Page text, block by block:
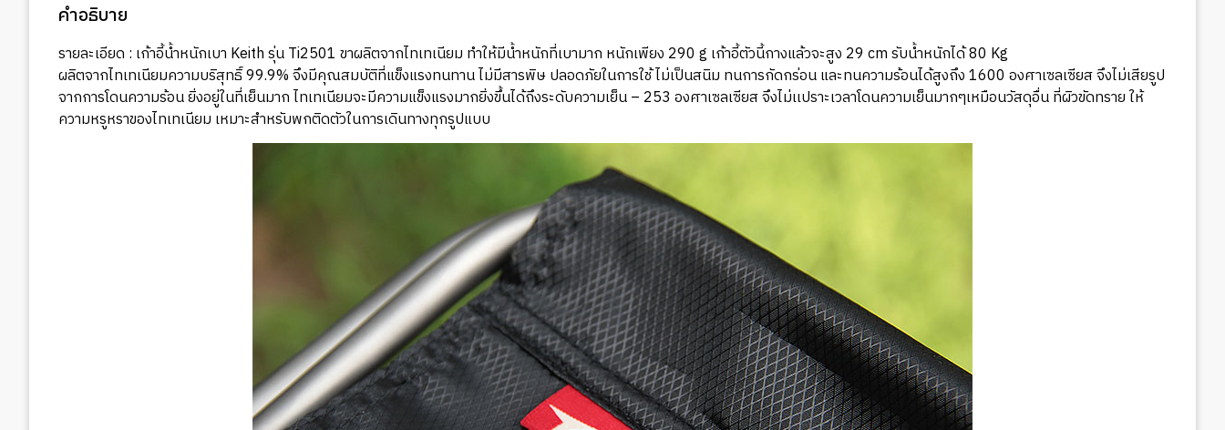
คำอธิบาย
รายละเอียด : เก้าอี้น้ำหนักเบา Keith รุ่น Ti2501 ขาผลิตจากไทเทเนียม ทำให้มีน้ำหนักที่เบามาก หนักเพียง 290 g เก้าอี้ตัวนี้กางแล้วจะสูง 29 cm รับน้ำหนักได้ 80 Kg
ผลิตจากไทเทเนียมความบริสุทธิ์ 99.9% จึงมีคุณสมบัติที่แข็งแรงทนทาน ไม่มีสารพิษ ปลอดภัยในการใช้ ไม่เป็นสนิม ทนการกัดกร่อน และทนความร้อนได้สูงถึง 1600 องศาเซลเซียส จึงไม่เสียรูป
จากการโดนความร้อน ยิ่งอยู่ในที่เย็นมาก ไทเทเนียมจะมีความแข็งแรงมากยิ่งขึ้นได้ถึงระดับความเย็น – 253 องศาเซลเซียส จึงไม่เเปราะเวลาโดนความเย็นมากๆเหมือนวัสดุอื่น ที่ผิวขัดทราย ให้
ความหรูหราของไทเทเนียม เหมาะสำหรับพกติดตัวในการเดินทางทุกรูปแบบ